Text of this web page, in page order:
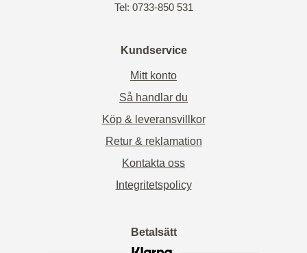
Tel: 0733-850 531
Kundservice
Mitt konto
Så handlar du
Köp & leveransvillkor
Retur & reklamation
Kontakta oss
Integritetspolicy
Betalsätt